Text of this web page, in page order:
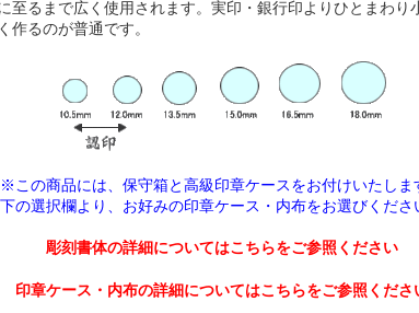
至るまで広く使用されます。実印・銀行印よりひとまわり
く作るのが普通です。
※この商品には、保守箱と高級印章ケースをお付けいたしま
下の選択欄より、 お好みの印章ケース・内布をお選びくださ
彫刻書体の詳細についてはこちらをご参照ください
印章ケース・内布の詳細についてはこちらをご参照くださ